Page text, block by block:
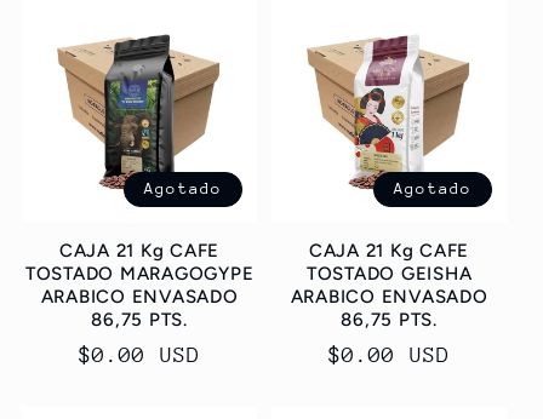
Agotado
CAJA 21 Kg CAFE
TOSTADO MARAGOGYPE
ARABICO ENVASADO
86,75 PTS.
Precio
$0.00 USD
Agotado
CAJA 21 Kg CAFE
TOSTADO GEISHA
ARABICO ENVASADO
86,75 PTS.
Precio
$0.00 USD